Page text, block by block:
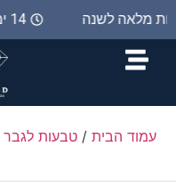
14 ימי החזרה מלאה לשנה
עמוד הבית / טבעות לגבר